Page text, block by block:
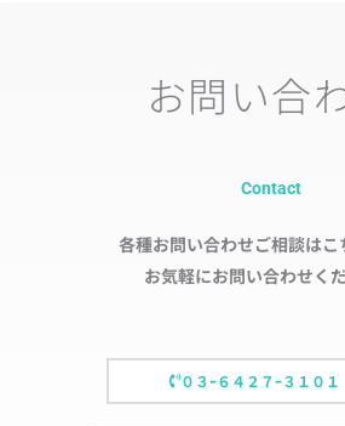
お問い合
Contact
各種お問い合わせご相談はこ
お気軽にお問い合わせくだ
０３ｰ６４２７ｰ３１０１